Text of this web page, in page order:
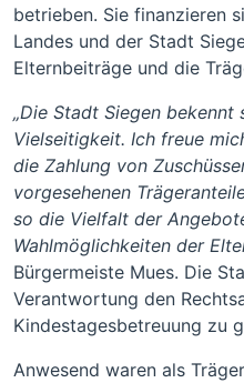
betrieben. Sie finanzieren
Landes und der Stadt
Elternbeiträge und die
„Die Stadt Siegen
Vielseitigkeit. Ich freue
die Zahlung von
vorgesehenen
so die Vielfalt der
Wahlmöglichkeiten der
Bürgermeiste Mues. Die
Verantwortung den
Kindestagesbetreuung zu
Anwesend waren als